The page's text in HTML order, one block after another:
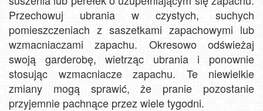
Przechowuj ubrania w czystych, suchych
pomieszczeniach z saszetkami zapachowymi lub
wzmacniaczami zapachu. Okresowo odświeżaj
swoją garderobę, wietrząc ubrania i ponownie
stosując wzmacniacze zapachu. Te niewielkie
zmiany mogą sprawić, że pranie pozostanie
przyjemnie pachnące przez wiele tygodni.